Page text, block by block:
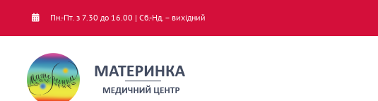
to
Пн.-Пт. з 7.30 до 16.00 | Сб.-Нд. – вихідний